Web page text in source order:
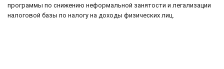
программы по снижению неформальной занятости и легализации
налоговой базы по налогу на доходы физических лиц.